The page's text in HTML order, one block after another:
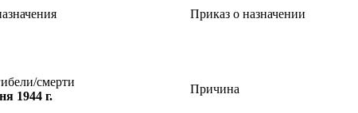
Приказ о назначении
смерти
1944 г.
Причина